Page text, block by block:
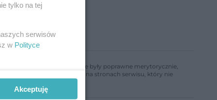
informacje w nim zawarte były poprawne merytorycznie,
informacji zamieszczonych na stronach serwisu, który nie
tylko na tej
serwisów
w Polityce
Akceptuję